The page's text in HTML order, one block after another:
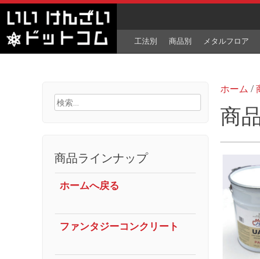
ホーム /
商
全12件
検
索:
商品ラインナップ
ホームへ戻る
ファンタジーコンクリート
工法別 商品別 メタルフロア